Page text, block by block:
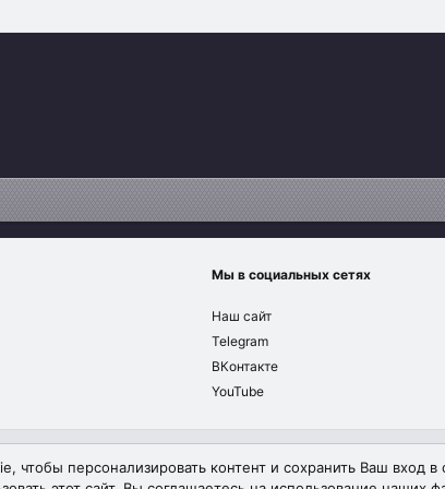
Мы в социальных сетях
Наш сайт
Telegram
ВКонтакте
YouTube
Обратная связь Условия и
чтобы персонализировать контент и сохранить Ваш вход